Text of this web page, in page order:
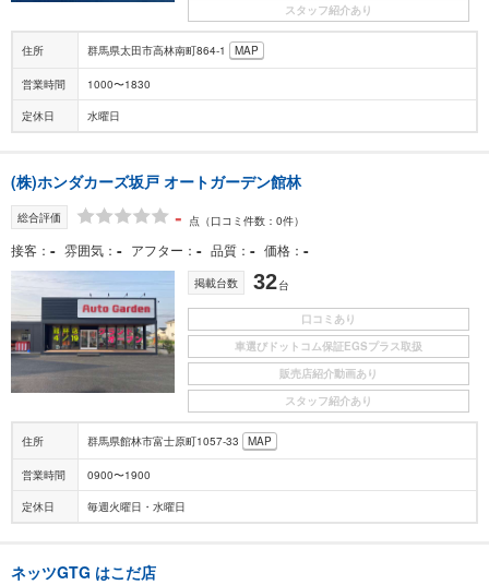
スタッフ紹介あり
住所 群馬県太田市高林南町864-1 MAP
営業時間 1000〜1830
定休日 水曜日
(株)ホンダカーズ坂戸 オートガーデン館林
総合評価 - 点 （口コミ件数：0件）
接客 - 雰囲気 - アフター - 品質 - 価格 -
掲載台数 32台
口コミあり
車選びドットコム保証EGSプラス取扱
販売店紹介動画あり
スタッフ紹介あり
住所 群馬県館林市富士原町1057-33 MAP
営業時間 0900〜1900
定休日 毎週火曜日・水曜日
ネッツGTG はこだ店